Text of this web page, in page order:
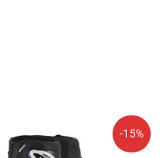
-15%
precio
precio